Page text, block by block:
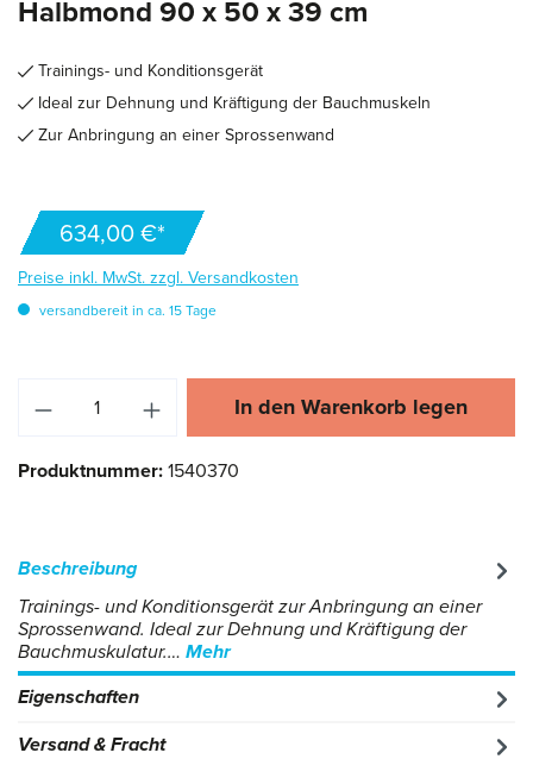
Halbmond 90 x 50 x 39 cm
Trainings- und Konditionsgerät
Ideal zur Dehnung und Kräftigung der Bauchmuskeln
Zur Anbringung an einer Sprossenwand
634,00 €*
Preise inkl. MwSt. zzgl. Versandkosten
versandbereit in ca. 15 Tage
Produkt Anzahl: Gib den gewünschten
In den Warenkorb legen
Produktnummer:1540370
Beschreibung
Trainings- und Konditionsgerät zur Anbringung an einer
Sprossenwand. Ideal zur Dehnung und Kräftigung der
Bauchmuskulatur.… Mehr
Eigenschaften
Versand & Fracht